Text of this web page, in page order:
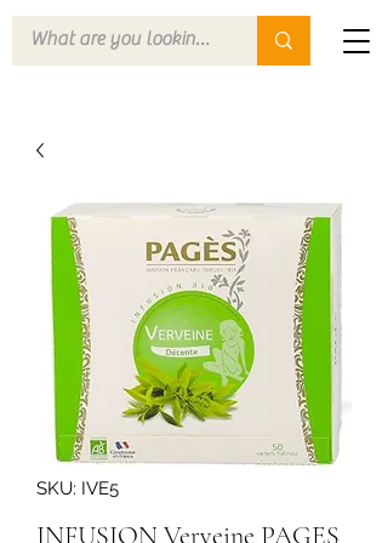
SKU: IVE5
INFUSION Verveine PAGES